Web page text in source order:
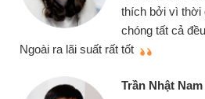
thích bởi vì thời
chóng tất cả
Ngoài ra lãi suất rất tốt
Trần Nhật